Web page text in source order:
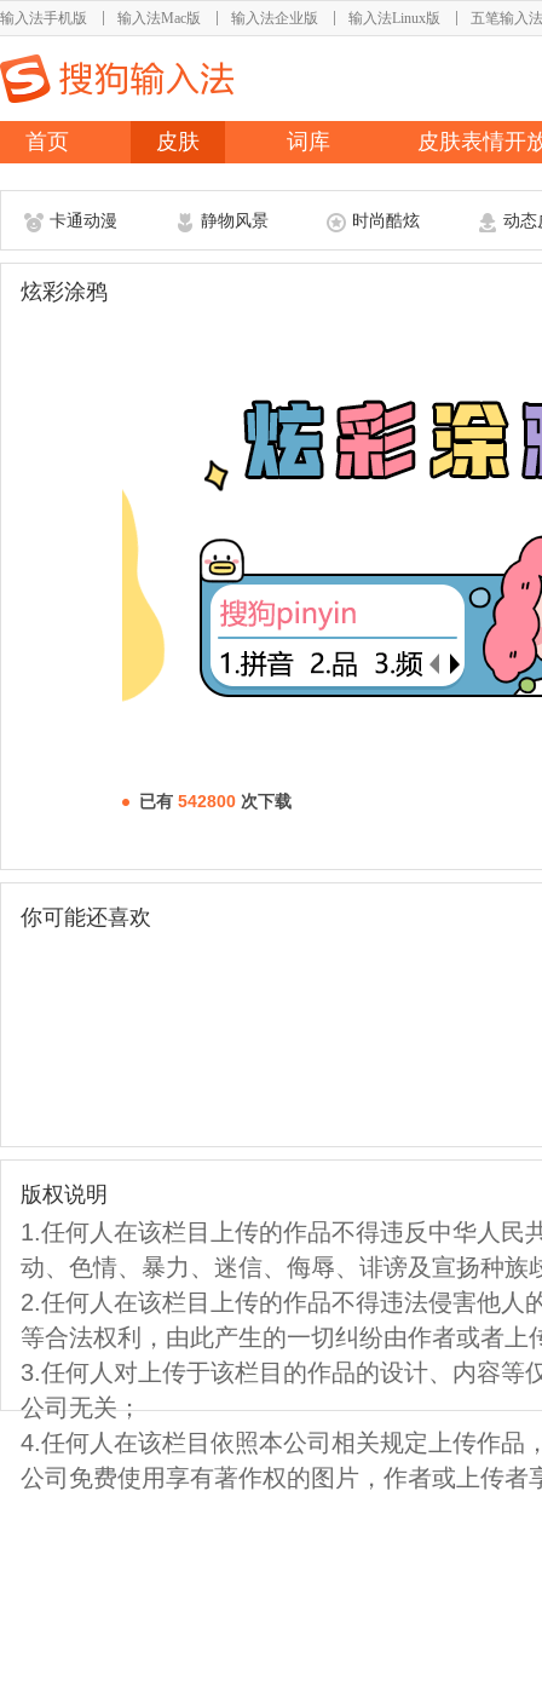
输入法手机版 输入法Mac版 输入法企业版 输入法Linux版 五笔输入法
首页 皮肤 词库 皮肤表情开
卡通动漫 静物风景 时尚酷炫 动态
炫彩涂鸦
已有 542800 次下载
你可能还喜欢
版权说明
1.任何人在该栏目上传的作品不得违反中华人民
动、色情、暴力、迷信、侮辱、诽谤及宣扬种族
2.任何人在该栏目上传的作品不得违法侵害他人
等合法权利，由此产生的一切纠纷由作者或者上
3.任何人对上传于该栏目的作品的设计、内容等
公司无关；
4.任何人在该栏目依照本公司相关规定上传作品
公司免费使用享有著作权的图片，作者或上传者